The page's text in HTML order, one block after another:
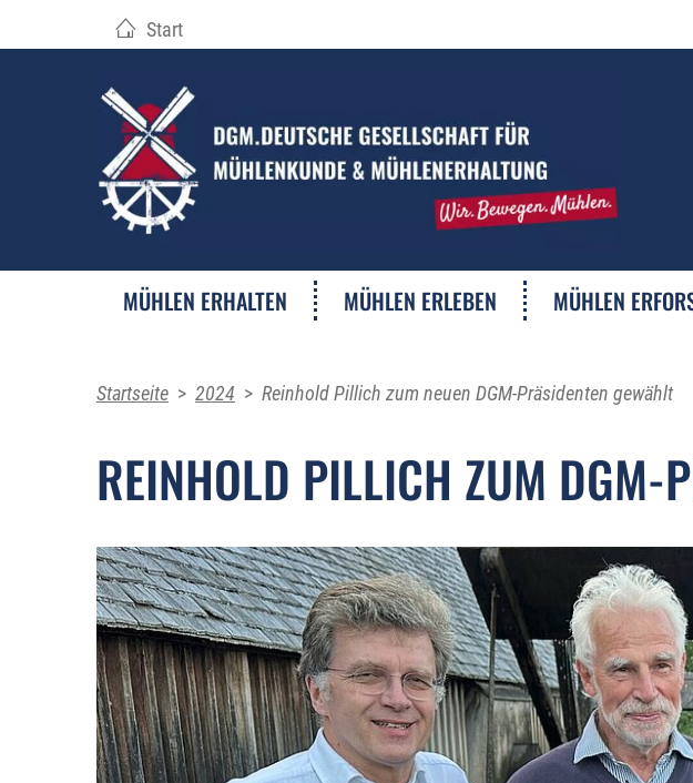
Start
MÜHLEN ERHALTEN MÜHLEN ERLEBEN MÜHLEN
Startseite > 2024 > Reinhold Pillich zum neuen DGM-Präsidenten gewählt
REINHOLD PILLICH ZUM DGM-